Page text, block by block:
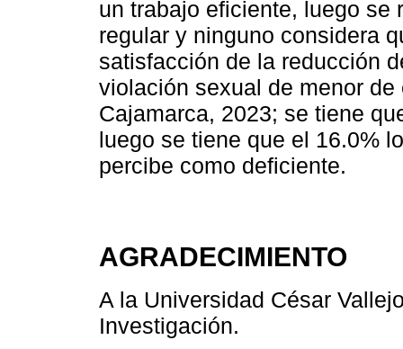
un trabajo eficiente, luego se
regular y ninguno considera
satisfacción de la reducción
violación sexual de menor
Cajamarca, 2023; se tiene
luego se tiene que el 16.0%
percibe como deficiente.
AGRADECIMIENTO
A la Universidad César
Investigación.